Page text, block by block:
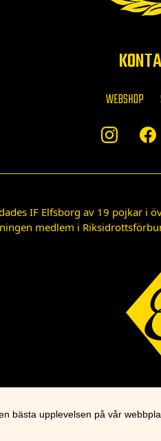
WEBSHOP
IF Elfsborg av 19 pojkar i
medlem i
bästa upplevelsen på vår